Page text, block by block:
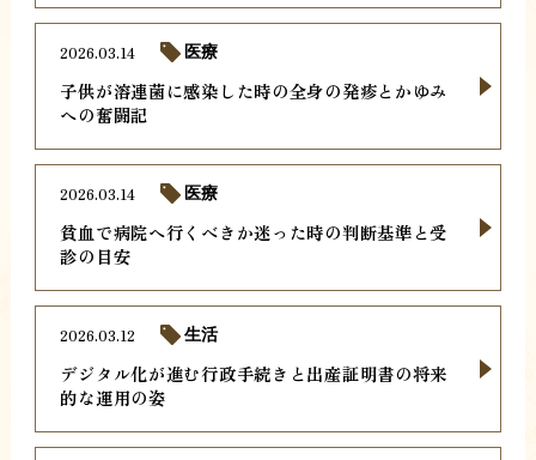
子供が溶連菌に感染した時の全身の発疹とかゆみ
への奮闘記
2026.03.14 医療
貧血で病院へ行くべきか迷った時の判断基準と受
診の目安
2026.03.14 医療
デジタル化が進む行政手続きと出産証明書の将来
的な運用の姿
2026.03.12 生活